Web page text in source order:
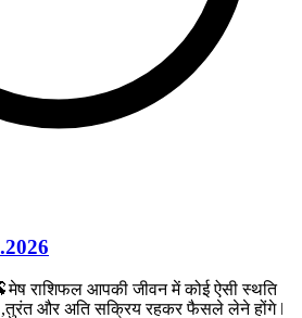
राशिफल आपकी जीवन में कोई ऐसी स्थति
और अति सक्रिय रहकर फैसले लेने होंगे ǀ